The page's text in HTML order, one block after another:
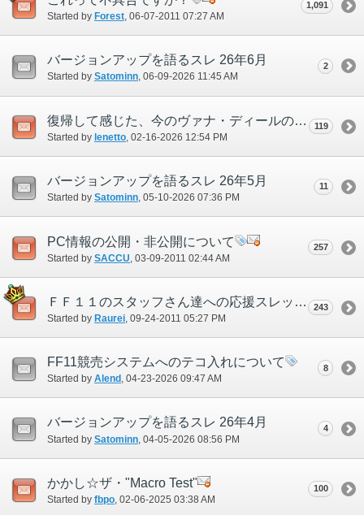
Started by Forest‎, 06-07-2011 07:27 AM
1,091
バージョンアップを語るスレ 26年6月
Started by Satominn‎, 06-09-2026 11:45 AM
2
復帰して感じた、今のヴァナ・ディールの孤独感とお願いについて
Started by lenetto ‎, 02-16-2026 12:54 PM
119
バージョンアップを語るスレ 26年5月
Started by Satominn‎, 05-10-2026 07:36 PM
11
PC情報の公開・非公開について
Started by SACCU ‎, 03-09-2011 02:44 AM
257
ＦＦ１１のスタッフさん達への応援スレッド
Started by Raurei‎, 09-24-2011 05:27 PM
243
FF11競売システムへのテコ入れについて
Started by Alend ‎, 04-23-2026 09:47 AM
8
バージョンアップを語るスレ 26年4月
Started by Satominn ‎, 04-05-2026 08:56 PM
4
かかし☆ザ・"Macro Test"
Started by fbpo‎, 02-06-2025 03:38 AM
100